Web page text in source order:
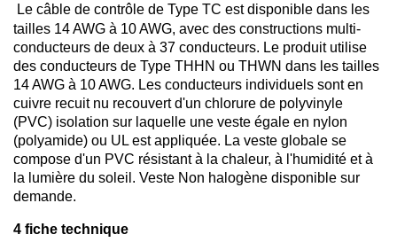
Le câble de contrôle de Type TC est disponible dans les
tailles 14 AWG à 10 AWG, avec des constructions multi-
conducteurs de deux à 37 conducteurs. Le produit utilise
des conducteurs de Type THHN ou THWN dans les tailles
14 AWG à 10 AWG. Les conducteurs individuels sont en
cuivre recuit nu recouvert d'un chlorure de polyvinyle
(PVC) isolation sur laquelle une veste égale en nylon
(polyamide) ou UL est appliquée. La veste globale se
compose d'un PVC résistant à la chaleur, à l'humidité et à
la lumière du soleil. Veste Non halogène disponible sur
demande.
4 fiche technique